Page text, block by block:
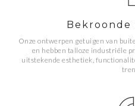
Onze ontwerpen getuigen van
en hebben talloze industriële
uitstekende esthetiek,